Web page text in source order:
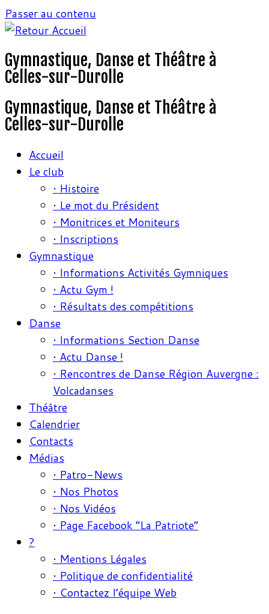
Passer au contenu
Gymnastique, Danse et Théâtre à
Celles-sur-Durolle
Gymnastique, Danse et Théâtre à
Celles-sur-Durolle
Accueil
Le club
• Histoire
• Le mot du Président
• Monitrices et Moniteurs
• Inscriptions
Gymnastique
• Informations Activités Gymniques
• Actu Gym !
• Résultats des compétitions
Danse
• Informations Section Danse
• Actu Danse !
• Rencontres de Danse Région Auvergne :
Volcadanses
Théâtre
Calendrier
Contacts
Médias
• Patro-News
• Nos Photos
• Nos Vidéos
• Page Facebook “La Patriote”
?
• Mentions Légales
• Politique de confidentialité
• Contactez l’équipe Web